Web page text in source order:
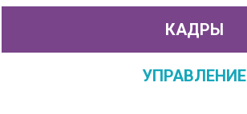
КАДРЫ
УПРАВЛЕНИЕ